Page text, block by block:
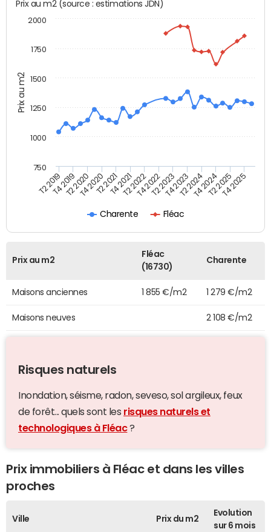
Prix au m2
Prix au m2 (source : estimations JDN)
Charente Fléac
T2 2019T4 2019T2 2020T4 2020T2 2021T4 2021T2 2022T4 2022T2 2023T4 2023T2 2024T4 2024T2 2025T4 2025
750
1000
1250
1500
1750
2000
Prix au m2
Fléac
(16730)
Charente
Maisons anciennes 1 855 €/m2 1 279 €/m2
Maisons neuves 2 108 €/m2
Risques naturels
Inondation, séisme, radon, seveso, sol argileux, feux
de forêt... quels sont les risques naturels et
technologiques à Fléac?
Prix immobiliers à Fléac et dans les villes
proches
Ville Prix du m2
Evolution
sur 6 mois